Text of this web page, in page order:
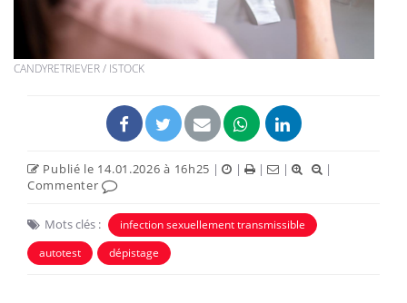
CANDYRETRIEVER / ISTOCK
Publié le 14.01.2026 à 16h25 | | | |
|
Commenter
Mots clés :
infection sexuellement transmissible
autotest
dépistage